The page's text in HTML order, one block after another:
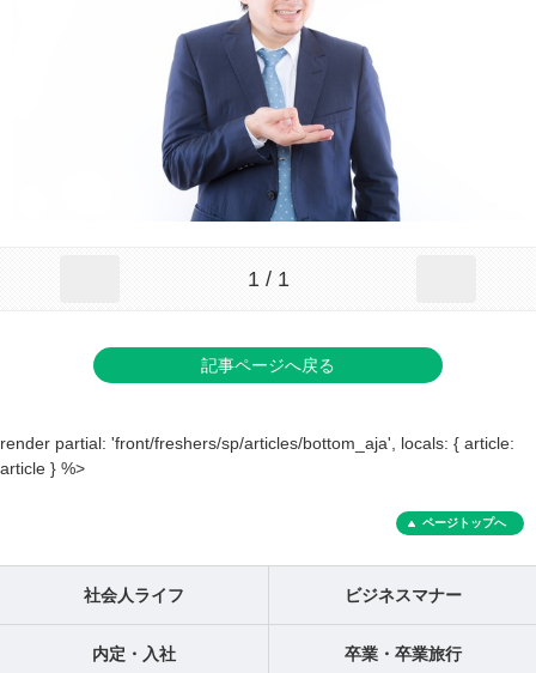
1 / 1
記事ページへ戻る
render partial: 'front/freshers/sp/articles/bottom_aja', locals: { article:
article } %>
ページトップへ
社会人ライフ ビジネスマナー
内定・入社 卒業・卒業旅行